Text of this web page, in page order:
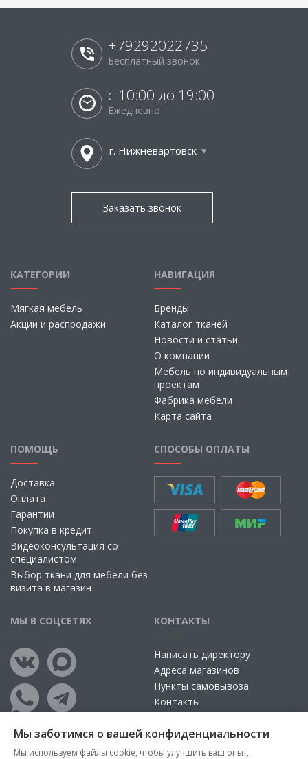
+79292022735
Бесплатный звонок
с 10:00 до 19:00
Ежедневно
г. Нижневартовск
Заказать звонок
КАТЕГОРИИ
Мягкая мебель
Акции и распродажи
НАВИГАЦИЯ
Бренды
Каталог тканей
Новости и статьи
О компании
Мебель по индивидуальным
проектам
Фабрика мебели
Карта сайта
ПОМОЩЬ
Доставка
Оплата
Гарантии
Покупка в кредит
Видеоконсультация со
специалистом
Выбор ткани для мебели без
визита в магазин
СПОСОБЫ ОПЛАТЫ
МЫ В СОЦСЕТЯХ КОНТАКТЫ
Написать директору
Адреса магазинов
Пункты самовывоза
Контакты
Мы заботимся о вашей конфиденциальности
Мы используем файлы cookie, чтобы улучшить ваш опыт,